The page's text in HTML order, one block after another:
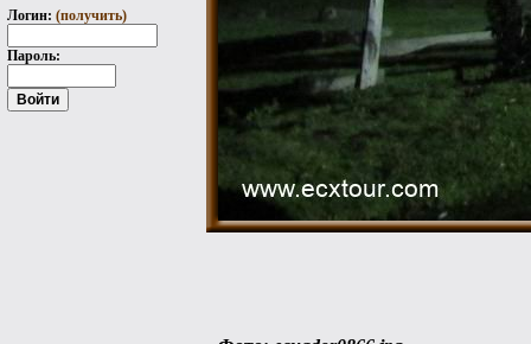
Логин: (получить)
Пароль: